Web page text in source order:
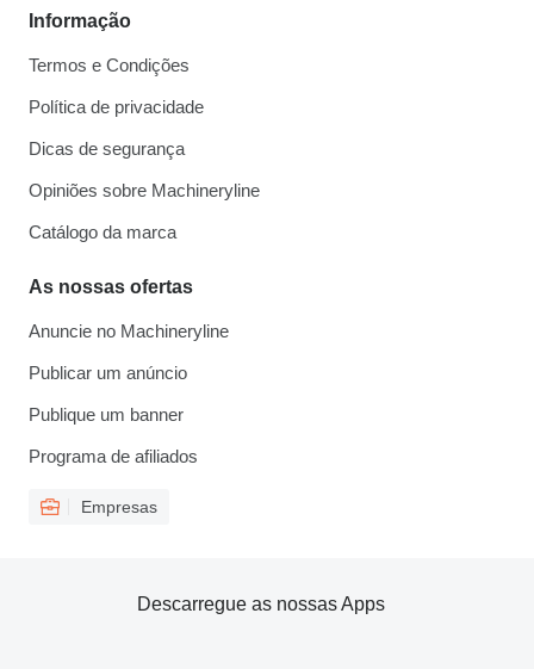
Informação
Termos e Condições
Política de privacidade
Dicas de segurança
Opiniões sobre Machineryline
Catálogo da marca
As nossas ofertas
Anuncie no Machineryline
Publicar um anúncio
Publique um banner
Programa de afiliados
Empresas
Descarregue as nossas Apps